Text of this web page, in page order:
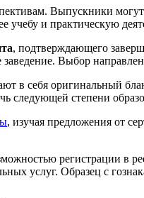
Выпускники
учебу и практическую
, подтверждающего
Выбор
в себя оригинальный
следующей степени
, изучая предложения от
регистрации в
услуг. Образец с